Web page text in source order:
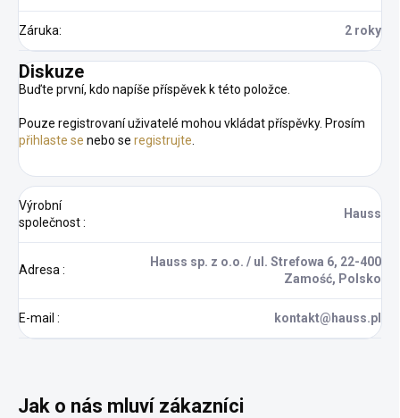
Záruka: 2 roky
Diskuze
Buďte první, kdo napíše příspěvek k této položce.
Pouze registrovaní uživatelé mohou vkládat příspěvky. Prosím
přihlaste se nebo se registrujte
Výrobní
společnost:
Hauss
Adresa :
Hauss sp. z o.o. / ul. Strefowa 6, 22-400
Zamość, Polsko
E-mail : kontakt@hauss.pl